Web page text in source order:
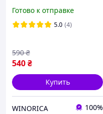
(GG1)
Готово к отправке
5.0 (4)
540₴
590 ₴
Купить
WINORICA 100%